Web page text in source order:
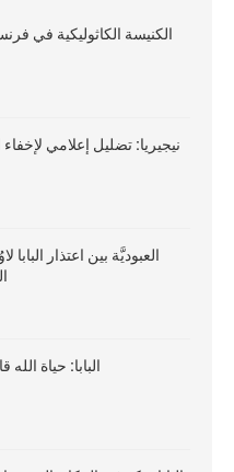
الكنيسة الكاثوليكية في
نيجيريا: تضليل إعلامي
العبوديَّة بين اعتذار
البابا: حياة